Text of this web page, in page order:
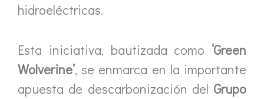
hidroeléctricas.
Esta iniciativa, bautizada como ‘Green
Wolverine’, se enmarca en la importante
apuesta de descarbonización del Grupo